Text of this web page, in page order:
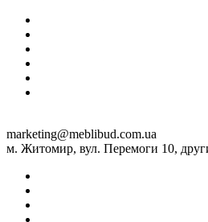
marketing@meblibud.com.ua
м. Житомир, вул. Перемоги 10,